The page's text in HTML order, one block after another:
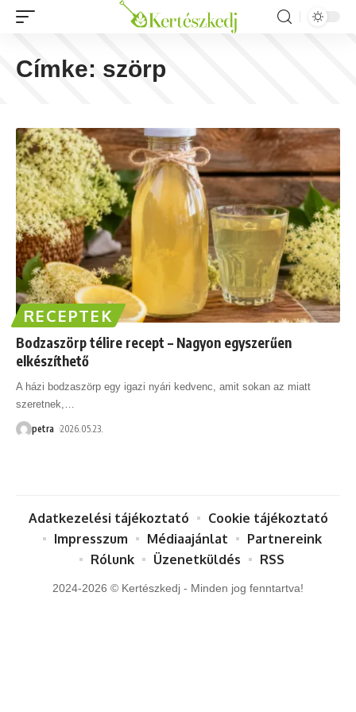
Címke: szörp
RECEPTEK
Bodzaszörp télire recept – Nagyon egyszerűen
elkészíthető
A házi bodzaszörp egy igazi nyári kedvenc, amit sokan az miatt
szeretnek,
petra 2026.05.23.
2024-2026 © Kertészkedj - Minden jog fenntartva!
Adatkezelési tájékoztató
Cookie tájékoztató
Impresszum
Médiaajánlat
Partnereink
Rólunk
Üzenetküldés RSS